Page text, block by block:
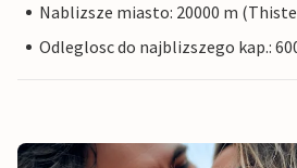
Nablizsze miasto: 20000 m
Odleglosc do najblizszego kap.: